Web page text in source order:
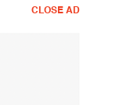
CLOSE AD